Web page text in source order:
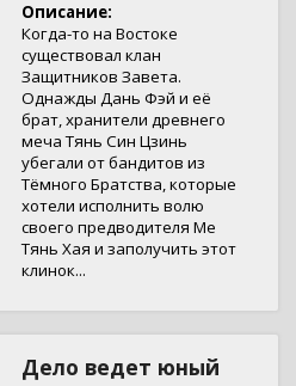
Описание:
Когда-то на Востоке
существовал клан
Защитников Завета.
Однажды Дань Фэй и её
брат, хранители древнего
меча Тянь Син Цзинь
убегали от бандитов из
Тёмного Братства, которые
хотели исполнить волю
своего предводителя Ме
Тянь Хая и заполучить этот
клинок...
Дело ведет юный